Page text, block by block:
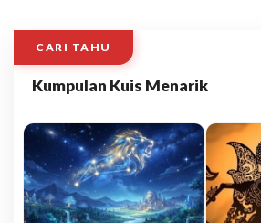
CARI TAHU
Kumpulan Kuis Menarik